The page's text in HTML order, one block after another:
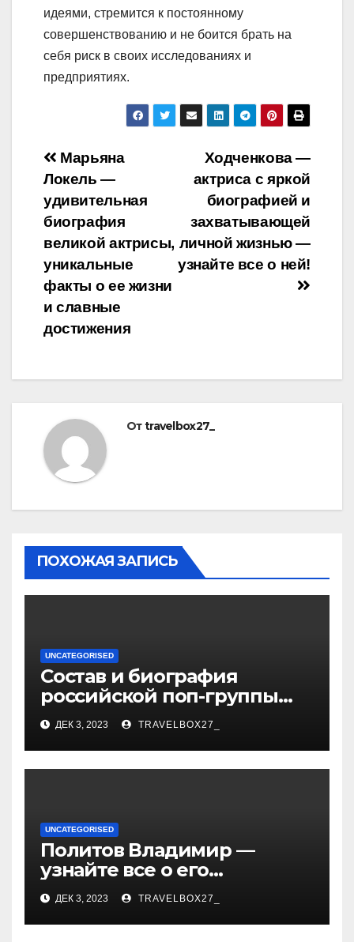
идеями, стремится к постоянному
совершенствованию и не боится брать на
себя риск в своих исследованиях и
предприятиях.
Навигация
по
записям
Ходченкова —
актриса с яркой
биографией и
захватывающей
личной жизнью —
узнайте все о ней!
Марьяна
Локель —
удивительная
биография
великой актрисы,
уникальные
факты о ее жизни
и славные
достижения
Отtravelbox27_
ПОХОЖАЯ ЗАПИСЬ
UNCATEGORISED
Состав и биография
российской поп-группы
«Иванушки интернешнл»
— история успеха, музыка
и судьбы участников
ДЕК 3, 2023 TRAVELBOX27_
UNCATEGORISED
Политов Владимир —
узнайте все о его
биографии, возрасте и
впечатляющих
достижениях!
ДЕК 3, 2023 TRAVELBOX27_